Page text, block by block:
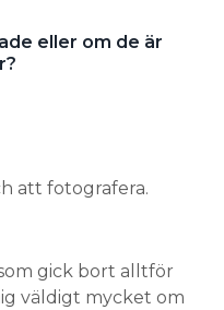
eller om de är
att fotografera.
gick bort alltför
väldigt mycket om